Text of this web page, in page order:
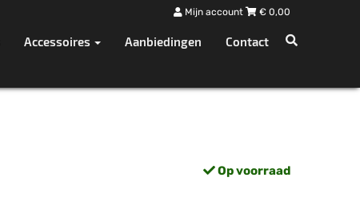
Mijn account € 0,00
Accessoires Aanbiedingen Contact
Op voorraad